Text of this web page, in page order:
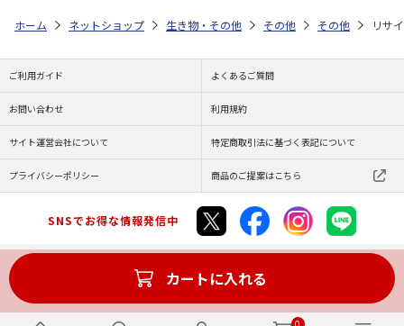
カートに入れる
ホーム ネットショップ 生き物・その他 その他 その他 リサ
ご利用ガイド よくあるご質問
お問い合わせ 利用規約
サイト運営会社について 特定商取引法に基づく表記について
プライバシーポリシー 商品のご提案はこちら
SNSでお得な情報発信中